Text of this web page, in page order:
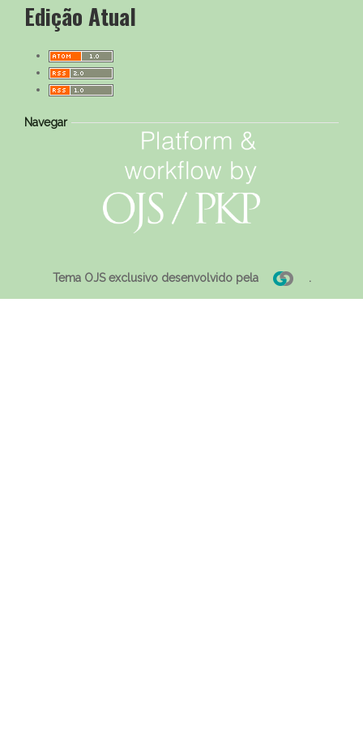
Edição Atual
Navegar
Tema OJS exclusivo desenvolvido pela .